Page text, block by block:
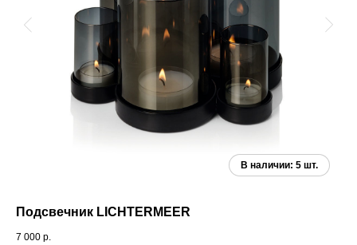
Подсвечник LICHTERMEER
7 000 р.